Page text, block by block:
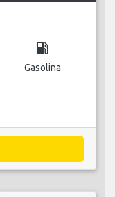
local_gas_station
Gasolina